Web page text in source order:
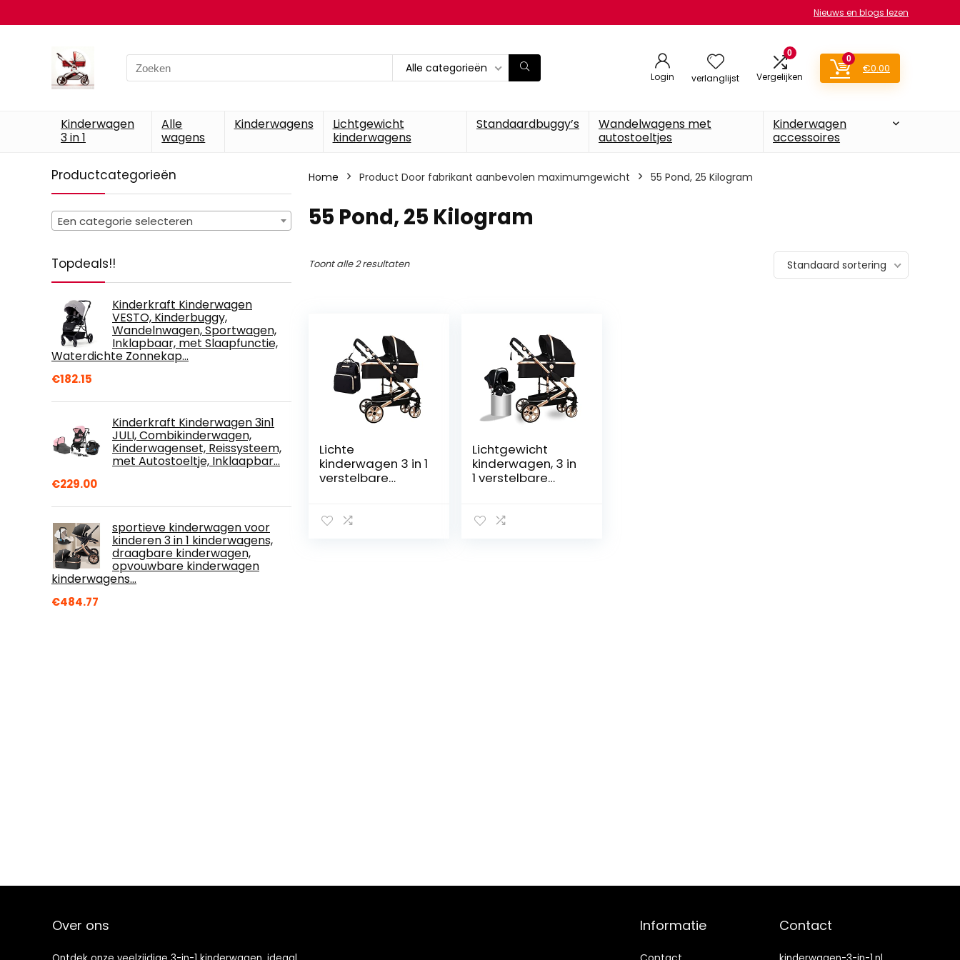
Nieuws en blogs lezen
Search
for:
Alle categorieën
Login verlanglijst
0
Vergelijken
0
€0.00
Kinderwagen
3 in 1
Alle
wagens
Kinderwagens
Lichtgewicht
kinderwagens
Standaardbuggy’s
Wandelwagens met
autostoeltjes
Kinderwagen
accessoires
Productcategorieën
Een categorie selecteren
Topdeals!!
Kinderkraft Kinderwagen
VESTO, Kinderbuggy,
Wandelnwagen, Sportwagen,
Inklapbaar, met Slaapfunctie,
Waterdichte Zonnekap…
€182.15
Kinderkraft Kinderwagen 3in1
JULI, Combikinderwagen,
Kinderwagenset, Reissysteem,
met Autostoeltje, Inklaapbar…
€229.00
sportieve kinderwagen voor
kinderen 3 in 1 kinderwagens,
draagbare kinderwagen,
opvouwbare kinderwagen
kinderwagens…
€484.77
Home Product Door fabrikant aanbevolen maximumgewicht ‎55 Pond, 25 Kilogram
‎55 Pond, 25 Kilogram
Toont alle 2 resultaten Standaard sortering
Lichte
kinderwagen 3 in 1
verstelbare
Kinderwagens for
Lichtgewicht
kinderwagen, 3 in
1 verstelbare
omkeerbare
Over ons Informatie Contact